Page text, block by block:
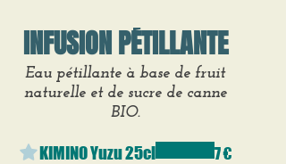
INFUSION PÉTILLANTE
Eau pétillante à base de fruit
naturelle et de sucre de canne
BIO.
KIMINO Yuzu 25cl 7 €